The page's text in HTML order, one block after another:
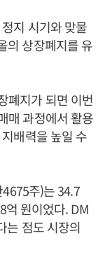
지 시기와 맞물
의 상장폐지를 유
폐지가 되면 이번
매 과정에서 활용
배력을 높일 수
주)는 34.7
억 원이었다. DM
는 점도 시장의